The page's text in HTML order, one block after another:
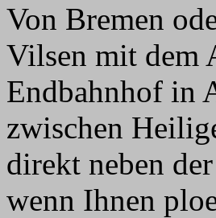
Von Bremen
Vilsen mit dem
Endbahnhof in
zwischen
direkt neben
wenn Ihnen